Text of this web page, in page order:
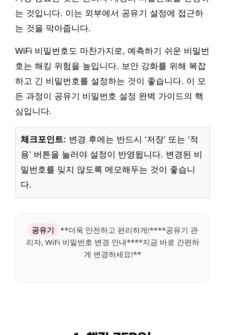
는 것입니다. 이는 외부에서 공유기 설정에 접근하
는 것을 막아줍니다.
WiFi 비밀번호도 마찬가지로, 예측하기 쉬운 비밀번
호는 해킹 위험을 높입니다. 보안 강화를 위해 복잡
하고 긴 비밀번호를 설정하는 것이 좋습니다. 이 모
든 과정이 공유기 비밀번호 설정 완벽 가이드의 핵
심입니다.
체크포인트: 변경 후에는 반드시 ‘저장’ 또는 ‘적
용’ 버튼을 눌러야 설정이 반영됩니다. 변경된 비
밀번호를 잊지 않도록 메모해두는 것이 좋습니
다.
공유기
**더욱 안전하고 편리하게!****공유기 관
리자, WiFi 비밀번호 변경 안내****지금 바로 간편하
게 변경하세요!**